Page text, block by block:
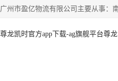
尊龙凯时官方app下载-ag旗舰平台尊龙